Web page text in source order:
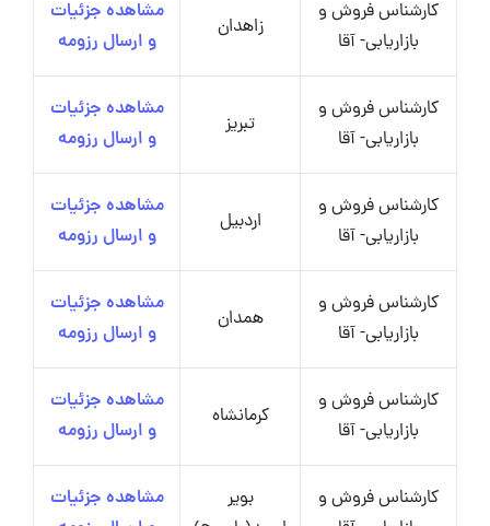
کارشناس فروش و
بازاریابی- آقا
زاهدان
مشاهده جزئیات
و ارسال رزومه
کارشناس فروش و
بازاریابی- آقا
تبریز
مشاهده جزئیات
و ارسال رزومه
کارشناس فروش و
بازاریابی- آقا
اردبیل
مشاهده جزئیات
و ارسال رزومه
کارشناس فروش و
بازاریابی- آقا
همدان
مشاهده جزئیات
و ارسال رزومه
کارشناس فروش و
بازاریابی- آقا
کرمانشاه
مشاهده جزئیات
و ارسال رزومه
کارشناس فروش و
بویر
مشاهده جزئیات